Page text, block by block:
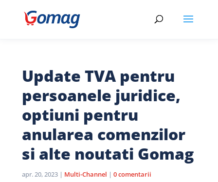
Update TVA pentru
persoanele juridice,
optiuni pentru
anularea comenzilor
si alte noutati Gomag
apr. 20, 2023| Multi-Channel | 0 comentarii